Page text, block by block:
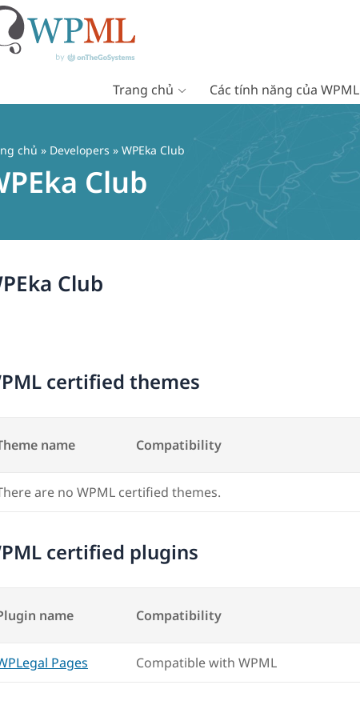
Trang chủ Các tính năng của WPML
chủ » Developers » WPEka Club
Club
Club
certified themes
name Compatibility
are no WPML certified themes.
certified plugins
name Compatibility
Pages Compatible with WPML